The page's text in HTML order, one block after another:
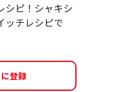
シピ！シャキシ
ッチレシピで
登録